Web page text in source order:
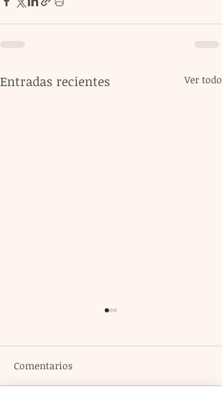
Entradas recientes Ver todo
Comentarios